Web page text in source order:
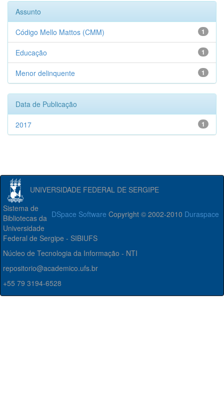
Assunto
1
Código Mello Mattos (CMM)
1
Educação
1
Menor delinquente
Data de Publicação
1
2017
UNIVERSIDADE FEDERAL DE SERGIPE
DSpace Software Copyright © 2002-2010 Duraspace
Sistema de
Bibliotecas da
Universidade
Federal de Sergipe - SIBIUFS
Núcleo de Tecnologia da Informação - NTI
repositorio@academico.ufs.br
+55 79 3194-6528